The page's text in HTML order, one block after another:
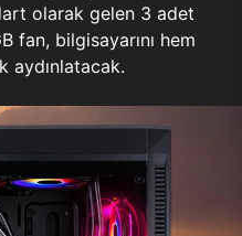
olarak gelen 3 adet
fan, bilgisayarını hem
aydınlatacak.